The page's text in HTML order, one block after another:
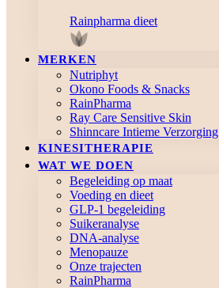
Rainpharma dieet
MERKEN
Nutriphyt
Okono Foods & Snacks
RainPharma
Ray Care Sensitive Skin
Shinncare Intieme Verzorging
KINESITHERAPIE
WAT WE DOEN
Begeleiding op maat
Voeding en dieet
GLP-1 begeleiding
Suikeranalyse
DNA-analyse
Menopauze
Onze trajecten
RainPharma